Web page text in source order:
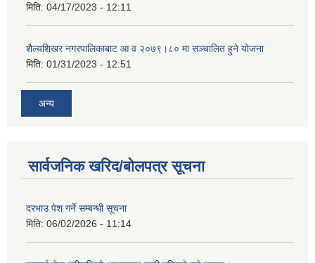
मिति: 04/17/2023 - 12:11
शैल्यशिखर नगरपालिकाबाट आ व २०७९।८० मा सञ्चालित हुने योजना
मिति: 01/31/2023 - 12:51
अन्य
सार्वजनिक खरिद/बोलपत्र सूचना
दरभाउ पेश गर्ने सम्बन्धी सूचना
मिति: 06/02/2026 - 11:14